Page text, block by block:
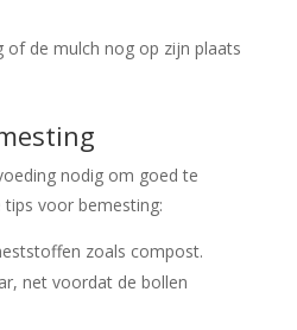
of de mulch nog op zijn plaats
nodig om goed te
tips voor bemesting:
zoals compost.
net voordat de bollen